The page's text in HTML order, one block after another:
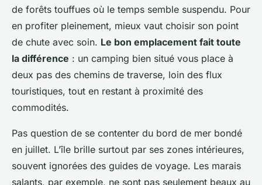
de forêts touffues où le temps semble suspendu. Pour
en profiter pleinement, mieux vaut choisir son point
de chute avec soin. Le bon emplacement fait toute
la différence : un camping bien situé vous place à
deux pas des chemins de traverse, loin des flux
touristiques, tout en restant à proximité des
commodités.
Pas question de se contenter du bord de mer bondé
en juillet. L’île brille surtout par ses zones intérieures,
souvent ignorées des guides de voyage. Les marais
salants, par exemple, ne sont pas seulement beaux au